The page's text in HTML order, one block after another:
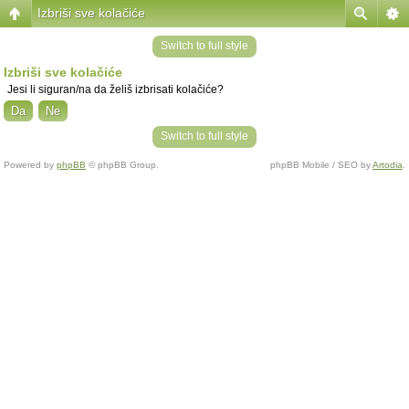
Izbriši sve kolačiće
Switch to full style
Izbriši sve kolačiće
Jesi li siguran/na da želiš izbrisati kolačiće?
Switch to full style
Powered by phpBB © phpBB Group. phpBB Mobile / SEO byArtodia